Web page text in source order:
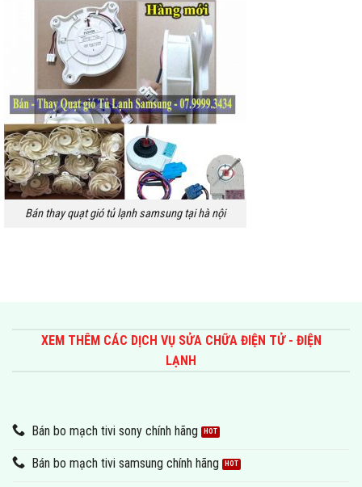
Bán thay quạt gió tủ lạnh samsung tại hà nội
XEM THÊM CÁC DỊCH VỤ SỬA CHỮA ĐIỆN TỬ - ĐIỆN
LẠNH
Bán bo mạch tivi sony chính hãng
Bán bo mạch tivi samsung chính hãng